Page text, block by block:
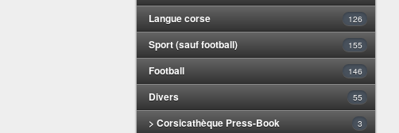
Langue corse 126
Sport (sauf football) 155
Football 146
Divers 55
> Corsicathèque Press-Book 3